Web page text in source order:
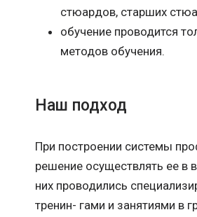
стюардов, старших
обучение проводится
методов обучения.
Наш подход
При построении системы
решение осуществлять ее в
них проводились
тренин- гами и занятиями в